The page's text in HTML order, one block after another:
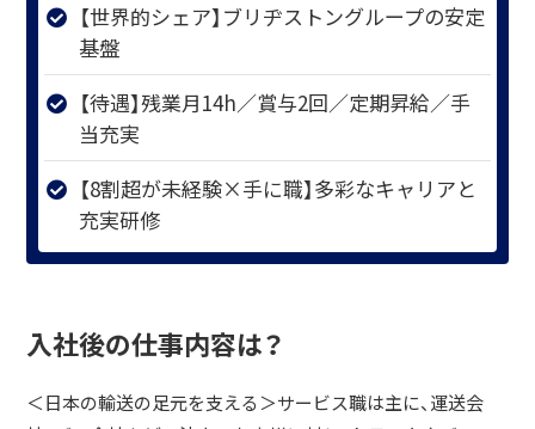
【世界的シェア】ブリヂストングループの安定
基盤
【待遇】残業月14h／賞与2回／定期昇給／手
当充実
【8割超が未経験×手に職】多彩なキャリアと
充実研修
入社後の仕事内容は？
＜日本の輸送の足元を支える＞サービス職は主に、運送会